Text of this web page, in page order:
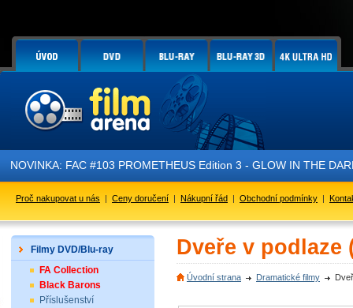
NOVINKA: FAC #103 PROMETHEUS Edition 3 - GLOW IN THE
Proč nakupovat u nás | Ceny doručení | Nákupní řád | Obchodní podmínky |
Filmy DVD/Blu-ray
FA Collection
Black Barons
Příslušenství
Dveře v podlaze
Úvodní strana Dramatické filmy